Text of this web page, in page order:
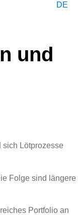
DE
und
sich Lötprozesse
Folge sind längere
Portfolio an